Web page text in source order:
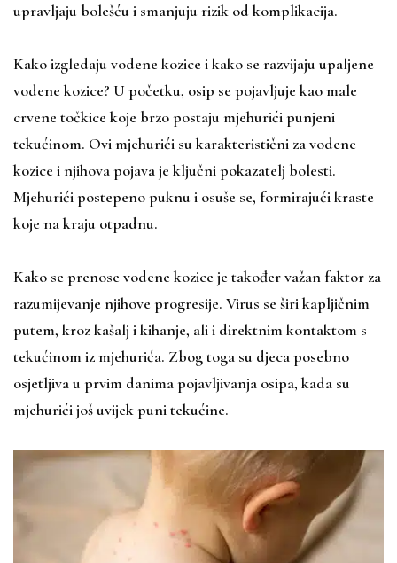
upravljaju bolešću i smanjuju rizik od komplikacija.
Kako izgledaju vodene kozice i kako se razvijaju upaljene
vodene kozice? U početku, osip se pojavljuje kao male
crvene točkice koje brzo postaju mjehurići punjeni
tekućinom. Ovi mjehurići su karakteristični za vodene
kozice i njihova pojava je ključni pokazatelj bolesti.
Mjehurići postepeno puknu i osuše se, formirajući kraste
koje na kraju otpadnu.
Kako se prenose vodene kozice je također važan faktor za
razumijevanje njihove progresije. Virus se širi kapljičnim
putem, kroz kašalj i kihanje, ali i direktnim kontaktom s
tekućinom iz mjehurića. Zbog toga su djeca posebno
osjetljiva u prvim danima pojavljivanja osipa, kada su
mjehurići još uvijek puni tekućine.